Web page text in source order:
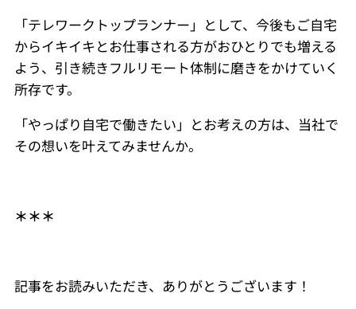
「テレワークトップランナー」として、今後もご自宅
からイキイキとお仕事される方がおひとりでも増える
よう、引き続きフルリモート体制に磨きをかけていく
所存です。
「やっぱり自宅で働きたい」とお考えの方は、当社で
その想いを叶えてみませんか。
＊＊＊
記事をお読みいただき、ありがとうございます！